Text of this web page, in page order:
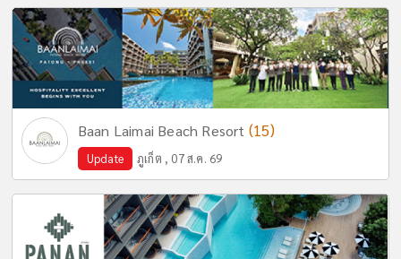
Baan Laimai Beach Resort (15)
Update ภูเก็ต , 07 ส.ค. 69